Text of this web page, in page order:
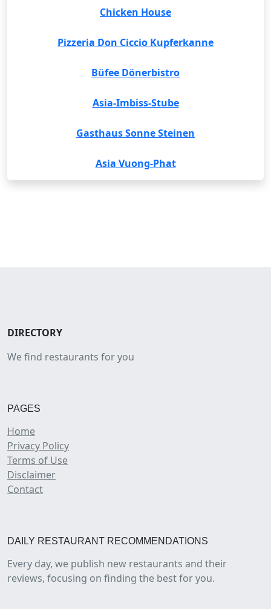
Chicken House
Pizzeria Don Ciccio Kupferkanne
Büfee Dönerbistro
Asia-Imbiss-Stube
Gasthaus Sonne Steinen
Asia Vuong-Phat
DIRECTORY
We find restaurants for you
PAGES
Home
Privacy Policy
Terms of Use
Disclaimer
Contact
DAILY RESTAURANT RECOMMENDATIONS
Every day, we publish new restaurants and their
reviews, focusing on finding the best for you.